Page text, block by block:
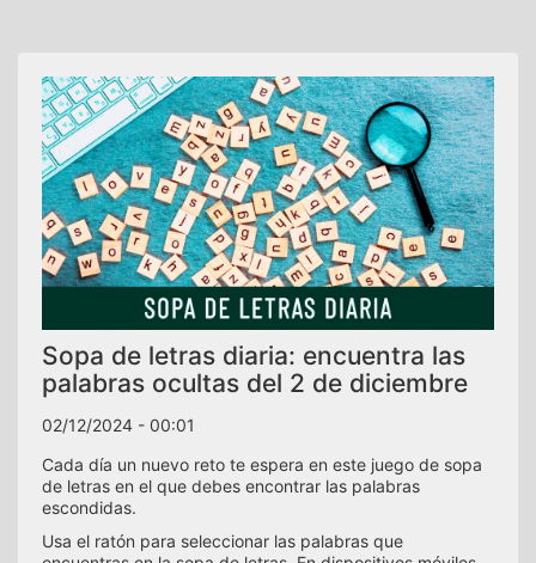
Sopa de letras diaria: encuentra las
palabras ocultas del 2 de diciembre
02/12/2024 - 00:01
Cada día un nuevo reto te espera en este juego de sopa
de letras en el que debes encontrar las palabras
escondidas.
Usa el ratón para seleccionar las palabras que